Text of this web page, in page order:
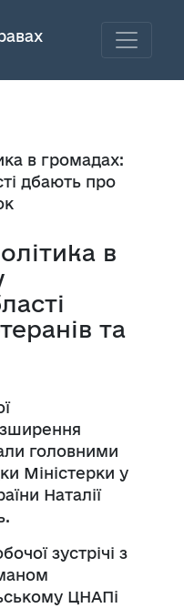
в громадах:
дбають про
в
та
головними
Міністерки у
Наталії
зустрічі з
ЦНАПі